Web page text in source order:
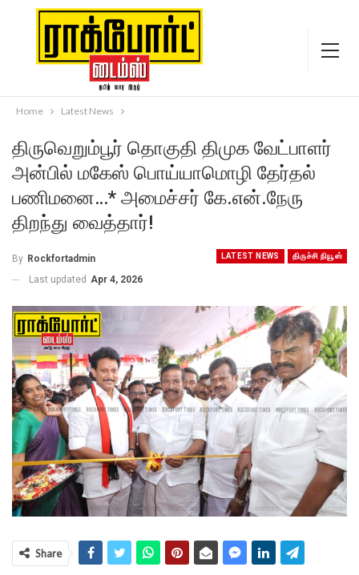
Home Latest News
திருவெறும்பூர் தொகுதி திமுக வேட்பாளர்
அன்பில் மகேஸ் பொய்யாமொழி தேர்தல்
பணிமனை…* அமைச்சர் கே.என்.நேரு
திறந்து வைத்தார்!
LATEST NEWS திருச்சி நியூஸ்
By Rockfortadmin
Last updated Apr 4, 2026
Share